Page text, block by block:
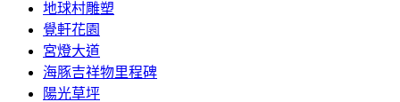
地球村雕塑
覺軒花園
宮燈大道
海豚吉祥物里程碑
陽光草坪